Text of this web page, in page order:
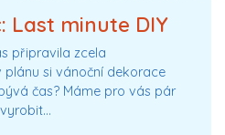
Last minute DIY
připravila zcela
plánu si vánoční dekorace
čas? Máme pro vás pár